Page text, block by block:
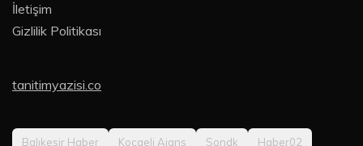
İletişim
Gizlilik Politikası
tanitimyazisi.co
Balıkesir Haber Kocaeli Ajans Sondk Haber02